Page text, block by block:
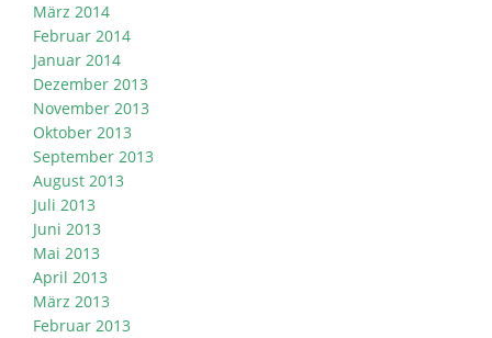
März 2014
Februar 2014
Januar 2014
Dezember 2013
November 2013
Oktober 2013
September 2013
August 2013
Juli 2013
Juni 2013
Mai 2013
April 2013
März 2013
Februar 2013